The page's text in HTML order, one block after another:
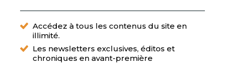
Accédez à tous les contenus du site en
illimité.
Les newsletters exclusives, éditos et
chroniques en avant-première